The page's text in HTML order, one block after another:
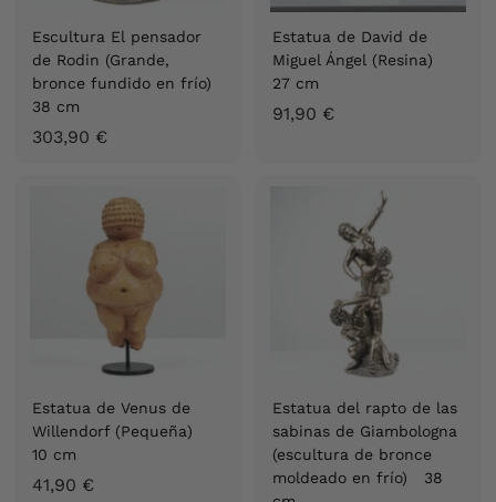
Escultura El pensador
de Rodin (Grande,
bronce fundido en frío)
38 cm
303,90 €3
,
9
0
Estatua de David de
Miguel Ángel (Resina)
27 cm
91,90 €9
0
€
Estatua de Venus de
Willendorf (Pequeña)
10 cm
41,90 €4
Estatua del rapto de las
sabinas de Giambologna
(escultura de bronce
moldeado en frío) 38